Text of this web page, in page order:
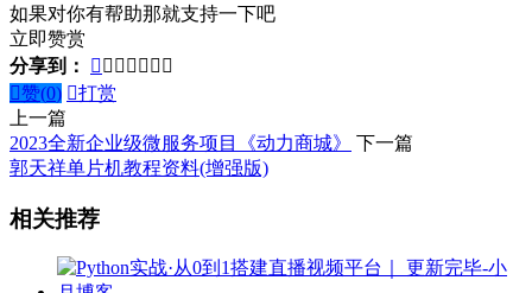
如果对你有帮助那就支持一下吧
立即赞赏
分享到：
      
赞(0) 打赏
上一篇
2023全新企业级微服务项目《动力商城》
下一篇
郭天祥单片机教程资料(增强版)
相关推荐